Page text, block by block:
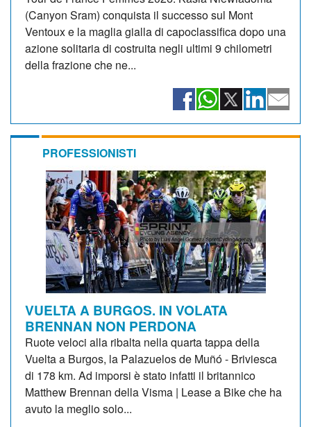
(Canyon Sram) conquista il successo sul Mont
Ventoux e la maglia gialla di capoclassifica dopo una
azione solitaria di costruita negli ultimi 9 chilometri
della frazione che ne...
PROFESSIONISTI
VUELTA A BURGOS. IN VOLATA
BRENNAN NON PERDONA
Ruote veloci alla ribalta nella quarta tappa della
Vuelta a Burgos, la Palazuelos de Muñó - Briviesca
di 178 km. Ad imporsi è stato infatti il britannico
Matthew Brennan della Visma | Lease a Bike che ha
avuto la meglio solo...